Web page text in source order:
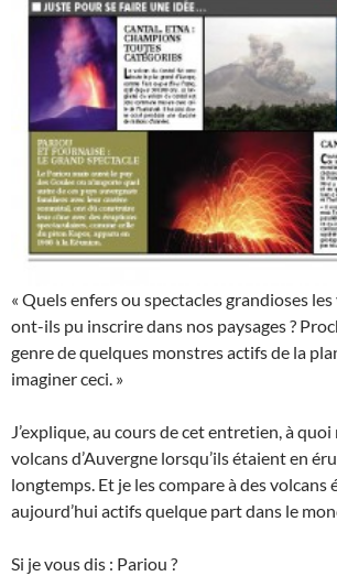
« Quels enfers ou spectacles grandioses
ont-ils pu inscrire dans nos paysages ?
genre de quelques monstres actifs de la
imaginer ceci. »
J’explique, au cours de cet entretien, à
volcans d’Auvergne lorsqu’ils étaient en
longtemps. Et je les compare à des volcans
aujourd’hui actifs quelque part dans le
Si je vous dis : Pariou ?